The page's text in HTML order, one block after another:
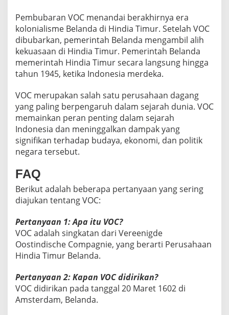
Pembubaran VOC menandai berakhirnya era
kolonialisme Belanda di Hindia Timur. Setelah VOC
dibubarkan, pemerintah Belanda mengambil alih
kekuasaan di Hindia Timur. Pemerintah Belanda
memerintah Hindia Timur secara langsung hingga
tahun 1945, ketika Indonesia merdeka.
VOC merupakan salah satu perusahaan dagang
yang paling berpengaruh dalam sejarah dunia. VOC
memainkan peran penting dalam sejarah
Indonesia dan meninggalkan dampak yang
signifikan terhadap budaya, ekonomi, dan politik
negara tersebut.
FAQ
Berikut adalah beberapa pertanyaan yang sering
diajukan tentang VOC:
Pertanyaan 1: Apa itu VOC?
VOC adalah singkatan dari Vereenigde
Oostindische Compagnie, yang berarti Perusahaan
Hindia Timur Belanda.
Pertanyaan 2: Kapan VOC didirikan?
VOC didirikan pada tanggal 20 Maret 1602 di
Amsterdam, Belanda.